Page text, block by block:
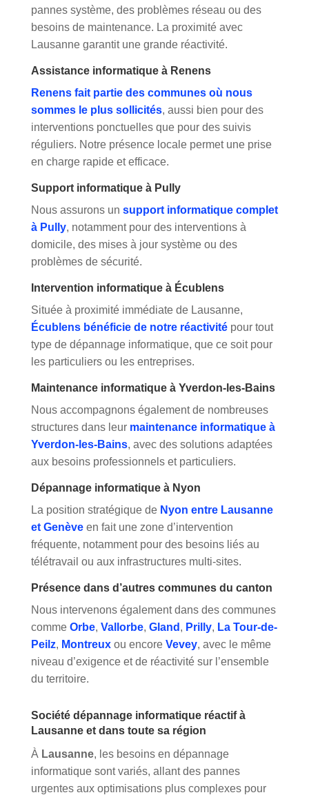
pannes système, des problèmes réseau ou des
besoins de maintenance. La proximité avec
Lausanne garantit une grande réactivité.
Assistance informatique à Renens
Renens fait partie des communes où nous
sommes le plus sollicités, aussi bien pour des
interventions ponctuelles que pour des suivis
réguliers. Notre présence locale permet une prise
en charge rapide et efficace.
Support informatique à Pully
Nous assurons un support informatique complet
à Pully, notamment pour des interventions à
domicile, des mises à jour système ou des
problèmes de sécurité.
Intervention informatique à Écublens
Située à proximité immédiate de Lausanne,
Écublens bénéficie de notre réactivitépour tout
type de dépannage informatique, que ce soit pour
les particuliers ou les entreprises.
Maintenance informatique à Yverdon-les-Bains
Nous accompagnons également de nombreuses
structures dans leur maintenance informatique à
Yverdon-les-Bains, avec des solutions adaptées
aux besoins professionnels et particuliers.
Dépannage informatique à Nyon
La position stratégique de Nyon entre Lausanne
et Genèveen fait une zone d’intervention
fréquente, notamment pour des besoins liés au
télétravail ou aux infrastructures multi-sites.
Présence dans d’autres communes du canton
Nous intervenons également dans des communes
comme Orbe, Vallorbe, Gland , Prilly, La Tour-de-
Peilz, Montreuxou encore Vevey, avec le même
niveau d’exigence et de réactivité sur l’ensemble
du territoire.
Société dépannage informatique réactif à
Lausanne et dans toute sa région
À Lausanne, les besoins en dépannage
informatique sont variés, allant des pannes
urgentes aux optimisations plus complexes pour